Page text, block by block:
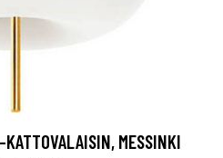
MESSINKI